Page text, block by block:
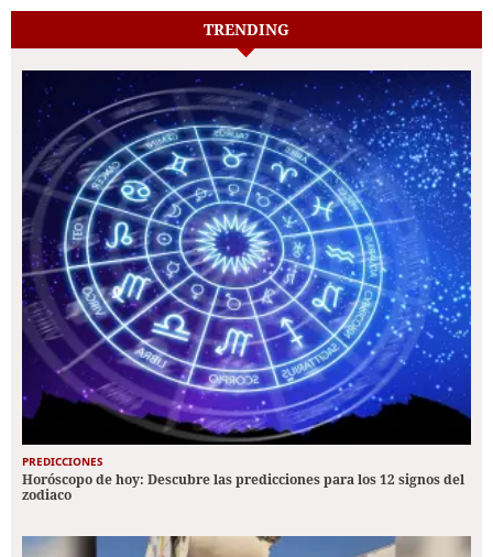
TRENDING
PREDICCIONES
Horóscopo de hoy: Descubre las predicciones para los 12 signos del
zodiaco